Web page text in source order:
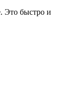
Это быстро и